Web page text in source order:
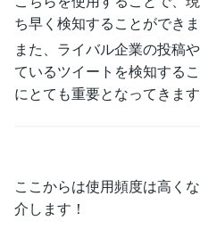
ち早く検知することができま
また、ライバル企業の投稿
ているツイートを検知する
にとても重要となってきます
ここからは使用頻度は高く
介します！